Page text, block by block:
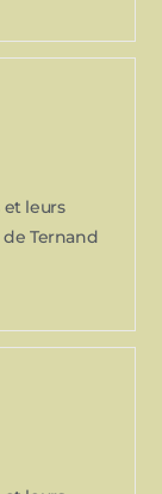
et leurs
Ternand